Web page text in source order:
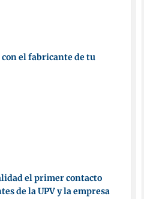
el fabricante de tu
el primer contacto
de la UPV y la empresa